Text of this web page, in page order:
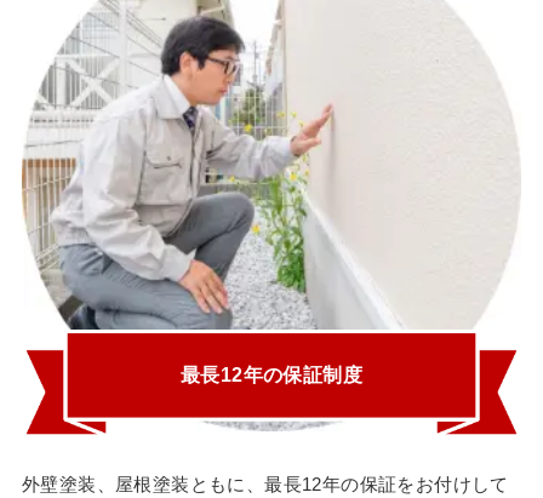
最長12年の保証制度
外壁塗装、屋根塗装ともに、最長12年の保証をお付けして